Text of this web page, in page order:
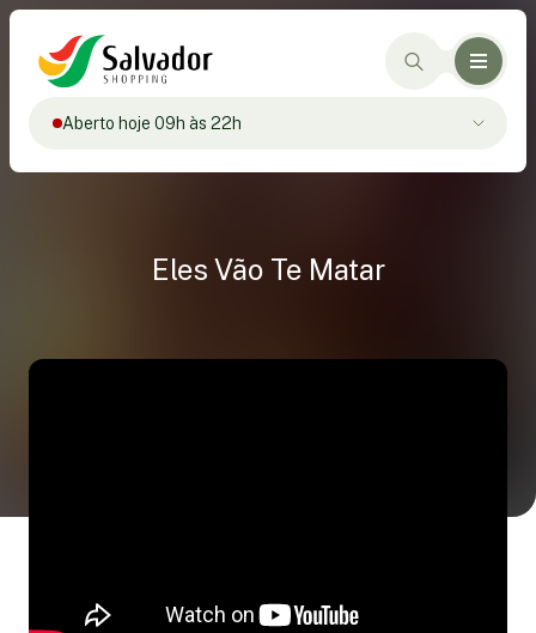
Aberto hoje 09h às 22h
Eles Vão Te Matar